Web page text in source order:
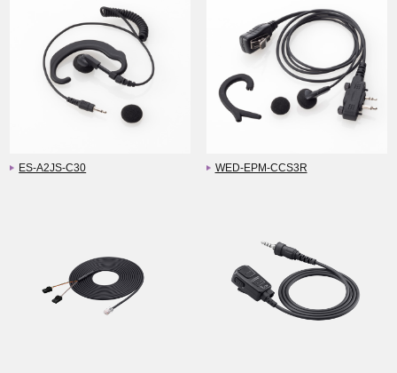
ES-A2JS-C30 WED-EPM-CCS3R